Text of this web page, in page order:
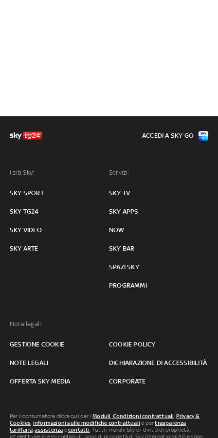
I siti Sky:
SKY SPORT
SKY TG24
SKY VIDEO
SKY ARTE
Servizi:
SKY TV
SKY APPS
NOW
SKY BAR
SPAZI SKY
PROGRAMMI
Note legali:
GESTIONE COOKIE COOKIE POLICY
NOTE LEGALI DICHIARAZIONE DI ACCESSIBILITÀ
OFFERTA SKY MEDIA CORPORATE
ACCEDI A SKY GO
Per il consumatore clicca qui per iModuli, Condizioni contrattuali, Privacy &
Cookies, informazioni sulle modifiche contrattuali o pertrasparenza
tariffaria,assistenza econtatti. Tutti i marchi Sky e i diritti di proprietà